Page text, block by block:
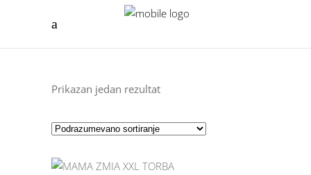
Prikazan jedan rezultat